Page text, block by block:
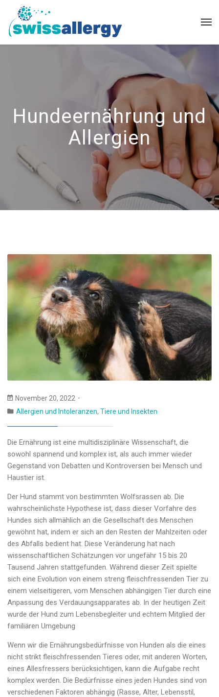
Hundeernährung und
Allergien
November 20, 2022
Allergien und Intoleranzen, Tiere und Insekten
Die Ernährung ist eine multidisziplinäre Wissenschaft, die
sowohl spannend und komplex ist, als auch immer wieder
Gegenstand von Debatten und Kontroversen bei Mensch und
Haustier ist.
Der Hund stammt von bestimmten Wolfsrassen ab. Die
wahrscheinlichste Hypothese ist, dass dieser Vorfahre des
Hundes sich allmählich an die Gesellschaft des Menschen
gewöhnt hat, indem er sich an den Resten der Mahlzeiten oder
des Abfalls bedient hat. Diese Veränderung hat nach
wissenschaftlichen Schätzungen vor ungefähr 15 bis 20
Tausend Jahren stattgefunden. Während dieser Zeit spielte
sich eine Evolution von einem streng fleischfressenden Tier zu
einem vielseitigeren, vom Menschen abhängigen Tier durch eine
Anpassung des Verdauungsapparates ab. In der heutigen Zeit
wurde der Hund zum Lebensbegleiter und echtem Mitglied der
familiären Umgebung
Wenn wir die Ernährungsbedürfnisse von Hunden als die eines
nicht strikt fleischfressenden Tieres oder, mit anderen Worten,
eines Allesfressers berücksichtigen, kann die Aufgabe recht
komplex werden. Die Bedürfnisse eines jeden Hundes sind von
verschiedenen Faktoren abhängig (Rasse, Alter, Lebensstil,